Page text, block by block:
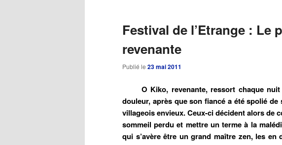
principal
secondaire
Festival de l’Etrange : Le
revenante
Publié le 23 mai 2011
O Kiko, revenante, ressort chaque nuit
douleur, après que son fiancé a été spolié
villageois envieux. Ceux-ci décident alors de
sommeil perdu et mettre un terme à la
qui s’avère être un grand maître zen, les en